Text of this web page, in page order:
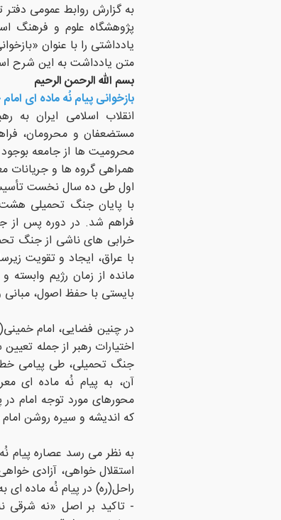
به گزارش روابط عمومی دفتر
یادداشتی را با عنوان «بازخوانی پیام ۹ ماده ای امام
متن یادداشت به این شرح
بسم الله الرحمن الرحیم
بازخوانی پیام نُه ماده ای
انقلاب اسلامی ایران به
مستضعفان و محرومان،
محرومیت ها از جامعه
همراهی گروه ها و جریانات
اول طی ده سال نخست تأسیس
با پایان جنگ تحمیلی هشت
فراهم شد. در دوره پس از
خرابی های ناشی از جنگ
با عراق، ایجاد و تقویت
مانده از زمان رژیم
بایستی با حفظ اصول،
جنگ تحمیلی، طی پیامی
آن، به پیام نُه ماده ای
محورهای مورد توجه امام در
که اندیشه و سیره روشن
به نظر می رسد عصاره پیام
استقلال خواهی، آزادی
راحل(ره) در پیام نُه ماده
- تاکید بر اصل «نه شرقی